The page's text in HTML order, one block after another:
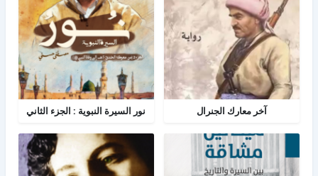
آخر معارك الجنرال نور السيرة النبوية : الجزء الثاني